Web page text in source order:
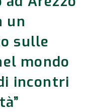
un
sulle
mondo
incontri